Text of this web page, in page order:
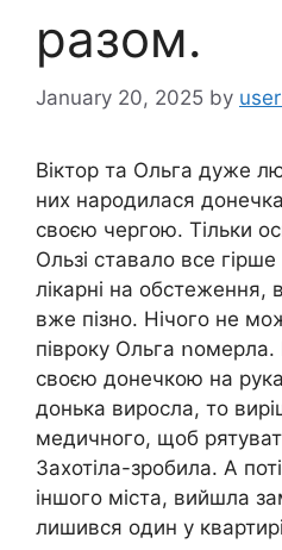
разом.
January 20, 2025 by
Віктор та Ольга дуже
них нapoдилася
своєю чергою. Тільки
Ользі ставало все
лiкapні на обстеження,
вже пізно. Нічого не
півроку Ольга ոомерла.
своєю донечкою на
донька виросла, то
медичного, щоб
Захотіла-зробила. А
іншого міста, вийшла
лишився один у